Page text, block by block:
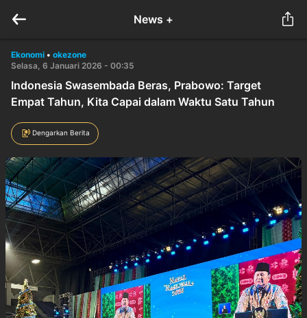
News +
Ekonomi • okezone
Selasa, 6 Januari 2026 - 00:35
Indonesia Swasembada Beras, Prabowo: Target
Empat Tahun, Kita Capai dalam Waktu Satu Tahun
Dengarkan Berita